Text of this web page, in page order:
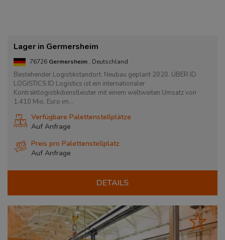
Lager in Germersheim
76726 Germersheim , Deutschland
Bestehender Logistikstandort. Neubau geplant 2020. ÜBER ID
LOGISTICS ID Logistics ist ein internationaler
Kontraktlogistikdienstleister mit einem weltweiten Umsatz von
1.410 Mio. Euro im...
Verfügbare Palettenstellplätze
Auf Anfrage
Preis pro Palettenstellplatz
Auf Anfrage
DETAILS